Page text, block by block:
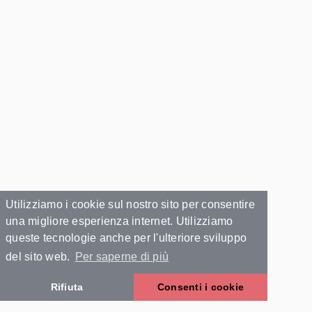
Utilizziamo i cookie sul nostro sito per consentire
una migliore esperienza internet. Utilizziamo
queste tecnologie anche per l'ulteriore sviluppo
del sito web.
Per saperne di più
Rifiuta Consenti i cookie